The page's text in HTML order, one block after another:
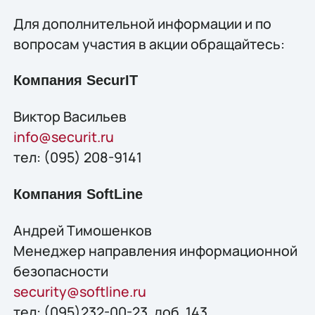
Для дополнительной информации и по
вопросам участия в акции обращайтесь:
Компания SecurIT
Виктор Васильев
info@securit.ru
тел: (095) 208-9141
Компания SoftLine
Андрей Тимошенков
Менеджер направления информационной
безопасности
security@softline.ru